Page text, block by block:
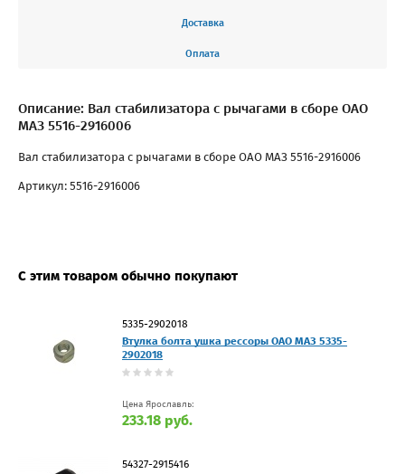
Доставка
Оплата
Описание: Вал стабилизатора с рычагами в сборе ОАО
МАЗ 5516-2916006
Вал стабилизатора с рычагами в сборе ОАО МАЗ 5516-2916006
Артикул: 5516-2916006
С этим товаром обычно покупают
5335-2902018
Втулка болта ушка рессоры ОАО МАЗ 5335-
2902018
Цена Ярославль:
233.18 руб.
54327-2915416